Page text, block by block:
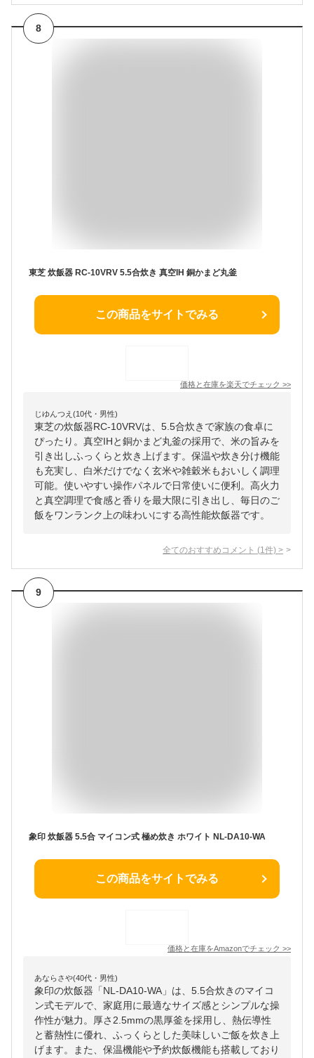
8
東芝 炊飯器 RC-10VRV 5.5合炊き 真空IH 銅かまど丸釜
この商品をサイトでみる
価格と在庫を楽天でチェック >>
じゆんつえ(10代・男性)
東芝の炊飯器RC-10VRVは、5.5合炊きで家族の食卓に
ぴったり。真空IHと銅かまど丸釜の採用で、米の旨みを
引き出しふっくらと炊き上げます。保温や炊き分け機能
も充実し、白米だけでなく玄米や雑穀米もおいしく調理
可能。使いやすい操作パネルで日常使いに便利。高火力
と真空調理で食感と香りを最大限に引き出し、毎日のご
飯をワンランク上の味わいにする高性能炊飯器です。
全てのおすすめコメント (1 件) >
9
象印 炊飯器 5.5合 マイコン式 極め炊き ホワイト NL-DA10-WA
この商品をサイトでみる
価格と在庫をAmazonでチェック >>
あならさや(40代・男性)
象印の炊飯器「NL-DA10-WA」は、5.5合炊きのマイコ
ン式モデルで、家庭用に最適なサイズ感とシンプルな操
作性が魅力。厚さ2.5mmの黒厚釜を採用し、熱伝導性
と蓄熱性に優れ、ふっくらとした美味しいご飯を炊き上
げます。また、保温機能や予約炊飯機能も搭載しており